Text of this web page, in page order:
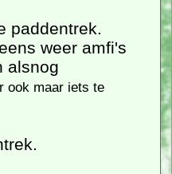
paddentrek.
weer amfi's
alsnog
ook maar iets te